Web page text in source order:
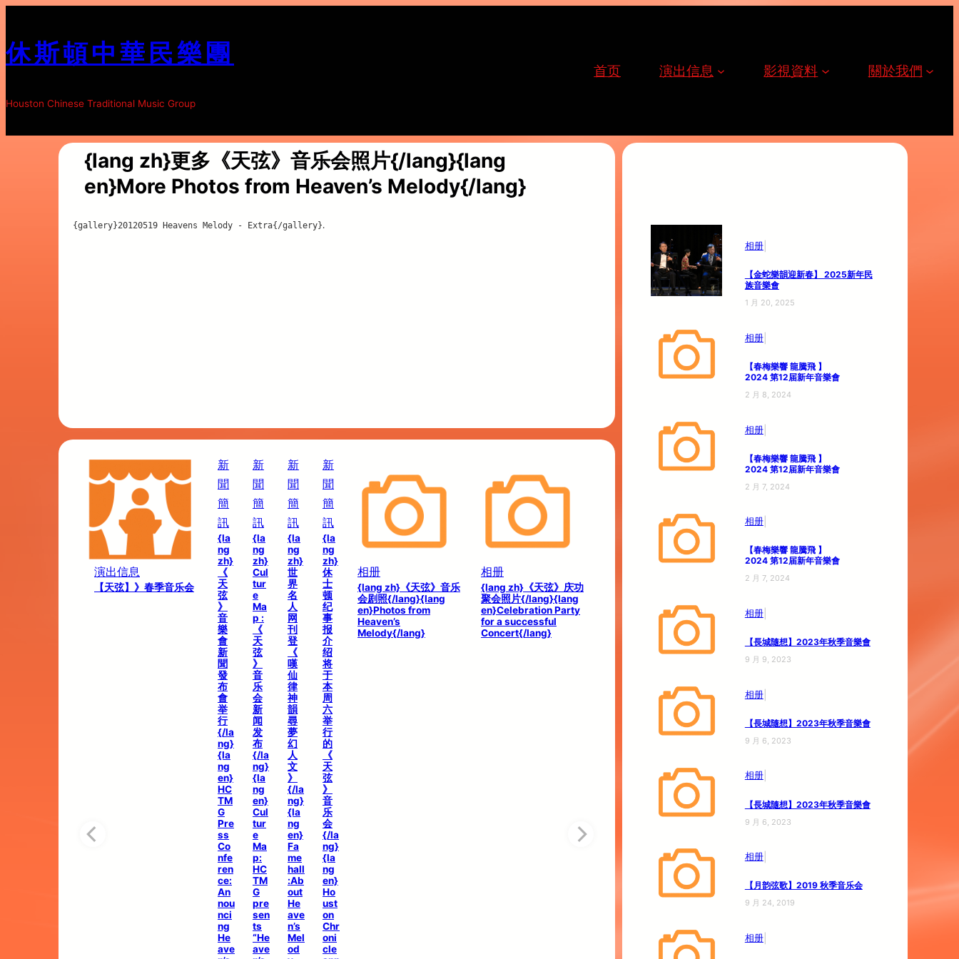
至
内
休斯頓中華民樂團
Houston Chinese Traditional Music Group
首页 演出信息 影視資料 關於我們
{lang zh}更多《天弦》音乐会照片{/lang}{lang
en}More Photos from Heaven’s Melody{/lang}
{gallery}20120519 Heavens Melody - Extra{/gallery}.
演出信息
【天弦】》春季音乐会
新
聞
簡
訊
{la
ng
zh}
《
天
弦
》
音
樂
會
新
聞
發
布
會
举
行
{/la
ng}
{la
ng
en}
HC
TM
G
Pre
ss
Co
nfe
ren
ce:
An
nou
nci
ng
He
ave
新
聞
簡
訊
{la
ng
zh}
Cul
tur
e
Ma
p :
《
天
弦
》
音
乐
会
新
闻
发
布
{/la
ng}
{la
ng
en}
Cul
tur
e
Ma
p:
HC
TM
G
pre
sen
ts
“He
ave
新
聞
簡
訊
{la
ng
zh}
世
界
名
人
网
刊
登
《
嘆
仙
律
神
韻
尋
夢
幻
人
文
》
{/la
ng}
{la
ng
en}
Fa
me
hall
:Ab
out
He
ave
n’s
Mel
od
新
聞
簡
訊
{la
ng
zh}
休
士
顿
纪
事
报
介
绍
将
于
本
周
六
举
行
的
《
天
弦
》
音
乐
会
{/la
ng}
{la
ng
en}
Ho
ust
on
Chr
oni
cle
相册
{lang zh}《天弦》音乐
会剧照{/lang}{lang
en}Photos from
Heaven’s
Melody{/lang}
相册
{lang zh}《天弦》庆功
聚会照片{/lang}{lang
en}Celebration Party
for a successful
Concert{/lang}
相册|
【金蛇樂韻迎新春】 2025新年民
族音樂會
1 月 20, 2025
相册|
【春梅樂響 龍騰飛 】
2024 第12届新年音樂會
2 月 8, 2024
相册|
【春梅樂響 龍騰飛 】
2024 第12届新年音樂會
2 月 7, 2024
相册|
【春梅樂響 龍騰飛 】
2024 第12届新年音樂會
2 月 7, 2024
相册|
【長城隨想】2023年秋季音樂會
9 月 9, 2023
相册|
【長城隨想】2023年秋季音樂會
9 月 6, 2023
相册|
【長城隨想】2023年秋季音樂會
9 月 6, 2023
相册|
【月韵弦歌】2019 秋季音乐会
9 月 24, 2019
相册|